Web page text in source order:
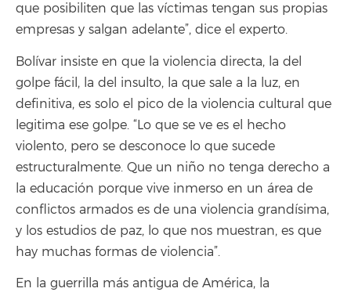
que posibiliten que las víctimas tengan sus propias
empresas y salgan adelante”, dice el experto.
Bolívar insiste en que la violencia directa, la del
golpe fácil, la del insulto, la que sale a la luz, en
definitiva, es solo el pico de la violencia cultural que
legitima ese golpe. “Lo que se ve es el hecho
violento, pero se desconoce lo que sucede
estructuralmente. Que un niño no tenga derecho a
la educación porque vive inmerso en un área de
conflictos armados es de una violencia grandísima,
y los estudios de paz, lo que nos muestran, es que
hay muchas formas de violencia”.
En la guerrilla más antigua de América, la